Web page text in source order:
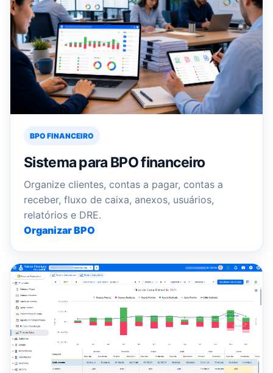
BPO FINANCEIRO
Sistema para BPO financeiro
Organize clientes, contas a pagar, contas a
receber, fluxo de caixa, anexos, usuários,
relatórios e DRE.
Organizar BPO